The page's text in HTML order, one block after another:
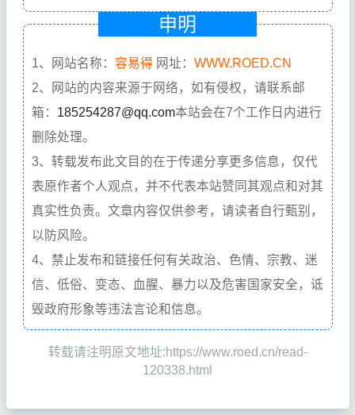
申明
1、网站名称： 容易得 网址： WWW.ROED.CN
2、网站的内容来源于网络，如有侵权，请联系邮
箱： 185254287@qq.com本站会在7个工作日内进行
删除处理。
3、转载发布此文目的在于传递分享更多信息，仅代
表原作者个人观点，并不代表本站赞同其观点和对其
真实性负责。文章内容仅供参考，请读者自行甄别，
以防风险。
4、禁止发布和链接任何有关政治、色情、宗教、迷
信、低俗、变态、血腥、暴力以及危害国家安全，诋
毁政府形象等违法言论和信息。
转载请注明原文地址:https://www.roed.cn/read-
120338.html